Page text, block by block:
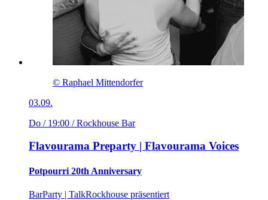
© Raphael Mittendorfer
03.09.
Do / 19:00 / Rockhouse Bar
Flavourama Preparty | Flavourama Voices
Potpourri 20th Anniversary
BarParty | TalkRockhouse präsentiert